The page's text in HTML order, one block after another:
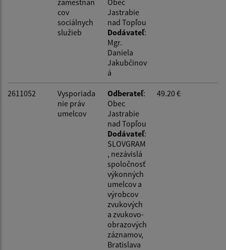
cov
sociálnych
služieb
Jastrabie
nad Topľou
Dodávateľ:
Mgr.
Daniela
Jakubčinov
á
2611052
Vysporiada
nie práv
umelcov
Odberateľ:
Obec
Jastrabie
nad Topľou
Dodávateľ:
SLOVGRAM
, nezávislá
spoločnosť
výkonných
umelcov a
výrobcov
zvukových
a zvukovo-
obrazových
záznamov,
Bratislava
49.20 €